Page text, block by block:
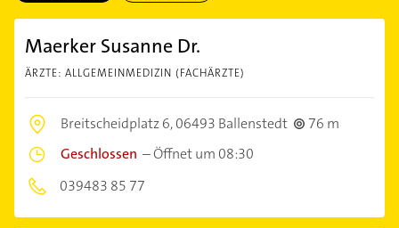
Maerker Susanne Dr.
ÄRZTE: ALLGEMEINMEDIZIN (FACHÄRZTE)
Breitscheidplatz 6,06493 Ballenstedt
76 m
Geschlossen –Öffnet um 08:30
039483 85 77